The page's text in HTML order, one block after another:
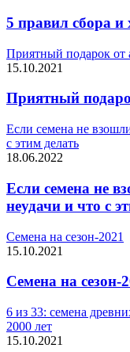
5 правил сбора и
Приятный подарок
15.10.2021
Приятный
Если семена не
с этим делать
18.06.2022
Если семена не
неудачи и что с
Семена на сезон-2021
15.10.2021
Семена на сезон-
6 из 33: семена
2000 лет
15.10.2021